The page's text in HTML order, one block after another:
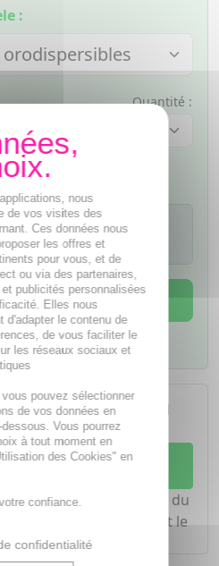
:
librement
Quantité :
la notice de ce
PANIER
médicament sans
nécessite le conseil
conseil à votre
est à votre écoute du
et le
de8h à 19h30
nous
de vos visites des
Ces données nous
les offres et
pour vous, et de
ou via des partenaires,
publicités personnalisées
Elles nous
d'adapter le contenu de
de vous faciliter le
les réseaux sociaux et
pouvez sélectionner
de vos données en
Vous pourrez
à tout moment en
des Cookies" en
confiance.
confidentialité